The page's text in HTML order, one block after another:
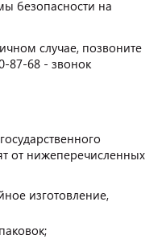
безопасности на
случае, позвоните
87-68 - звонок
от нижеперечисленных
изготовление,